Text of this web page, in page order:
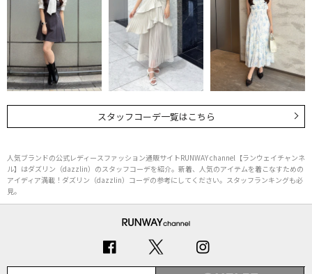
スタッフコーデ一覧はこちら
人気ブランドの公式レディースファッション通販サイトRUNWAY channel【ランウェイチャンネ
ル】はダズリン（dazzlin）のスタッフコーデを紹介。新着、人気のアイテムを着こなすための
アイディア満載！ダズリン（dazzlin）コーデの参考にしてください。スタッフランキングも必
見。